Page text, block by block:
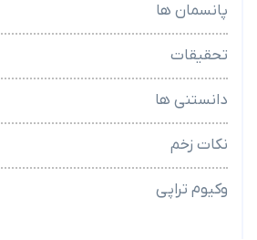
پانسمان ها
تحقیقات
دانستنی ها
نکات زخم
وکیوم تراپی